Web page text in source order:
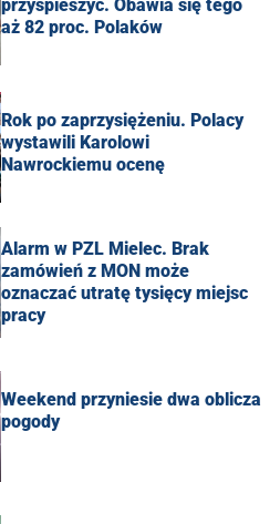
przyspieszyć. Obawia się tego
aż 82 proc. Polaków
Rok po zaprzysiężeniu. Polacy
wystawili Karolowi
Nawrockiemu ocenę
Alarm w PZL Mielec. Brak
zamówień z MON może
oznaczać utratę tysięcy miejsc
pracy
Weekend przyniesie dwa oblicza
pogody